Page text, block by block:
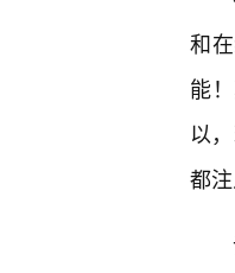
和
能
以
都注